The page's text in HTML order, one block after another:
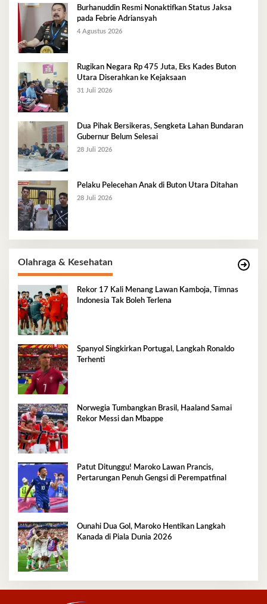
Burhanuddin Resmi Nonaktifkan Status Jaksa
pada Febrie Adriansyah
4 Agustus 2026
Rugikan Negara Rp 475 Juta, Eks Kades Buton
Utara Diserahkan ke Kejaksaan
31 Juli 2026
Dua Pihak Bersikeras, Sengketa Lahan Bundaran
Gubernur Belum Selesai
28 Juli 2026
Pelaku Pelecehan Anak di Buton Utara Ditahan
28 Juli 2026
Olahraga & Kesehatan
Rekor 17 Kali Menang Lawan Kamboja, Timnas
Indonesia Tak Boleh Terlena
Spanyol Singkirkan Portugal, Langkah Ronaldo
Terhenti
Norwegia Tumbangkan Brasil, Haaland Samai
Rekor Messi dan Mbappe
Patut Ditunggu! Maroko Lawan Prancis,
Pertarungan Penuh Gengsi di Perempatfinal
Ounahi Dua Gol, Maroko Hentikan Langkah
Kanada di Piala Dunia 2026